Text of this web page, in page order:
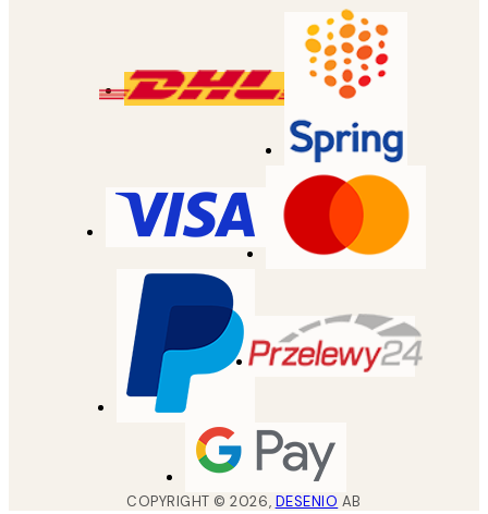
COPYRIGHT ©2026, DESENIO AB